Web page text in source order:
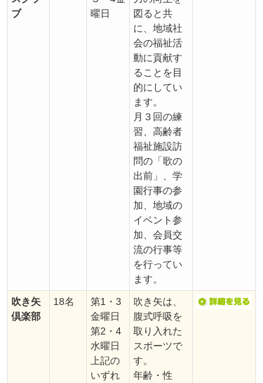
ブ
曜日
図ると共
に、地域社
会の福祉活
動に貢献す
ることを目
的にしてい
ます。
月３回の練
習、高齢者
福祉施設訪
問の「歌の
出前」、学
園行事の参
加、地域の
イベント参
加、会員交
流の行事等
を行ってい
ます。
吹き矢
倶楽部
18名
第1・3
金曜日
第2・4
水曜日
上記の
いずれ
吹き矢は、
腹式呼吸を
取り入れた
スポーツで
す。
年齢・性